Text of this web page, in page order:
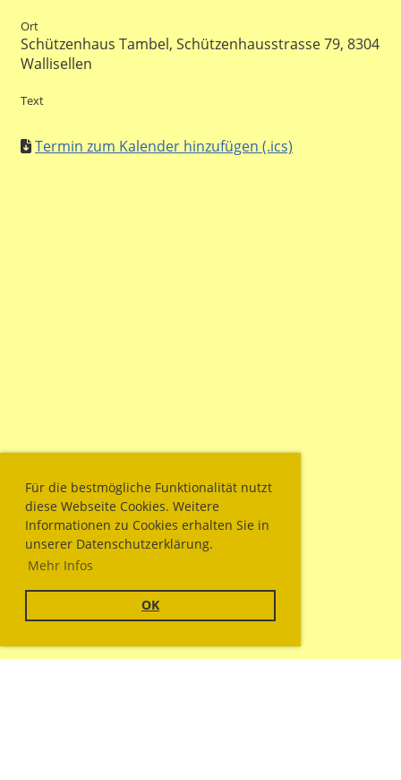
Für die bestmögliche Funktionalität nutzt
diese Webseite Cookies. Weitere
Informationen zu Cookies erhalten Sie in
unserer Datenschutzerklärung.
Mehr Infos
OK
Ort
Schützenhaus Tambel, Schützenhausstrasse 79, 8304
Wallisellen
Text
Termin zum Kalender hinzufügen (.ics)